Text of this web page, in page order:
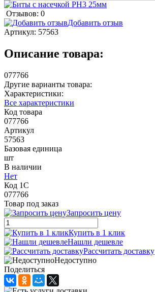
Отзывов: 0
Добавить отзыв
Артикул: 57563
Описание товара:
077766
Другие варианты товара:
Характеристики:
Все характеристики
Код товара
077766
Артикул
57563
Базовая единица
шт
В наличии
Нет
Код 1С
077766
Товар под заказ
Запросить цену
Купить в 1 клик
Нашли дешевле
Рассчитать доставку
Недоступно
Поделиться